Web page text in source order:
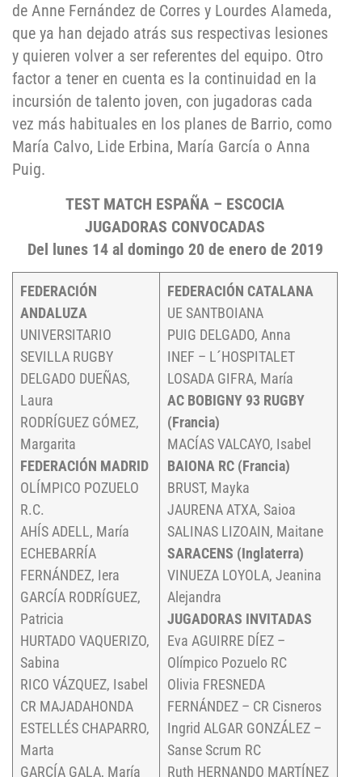
de Anne Fernández de Corres y Lourdes Alameda,
que ya han dejado atrás sus respectivas lesiones
y quieren volver a ser referentes del equipo. Otro
factor a tener en cuenta es la continuidad en la
incursión de talento joven, con jugadoras cada
vez más habituales en los planes de Barrio, como
María Calvo, Lide Erbina, María García o Anna
Puig.
TEST MATCH ESPAÑA – ESCOCIA
JUGADORAS CONVOCADAS
Del lunes 14 al domingo 20 de enero de 2019
FEDERACIÓN
ANDALUZA
UNIVERSITARIO
SEVILLA RUGBY
DELGADO DUEÑAS,
Laura
RODRÍGUEZ GÓMEZ,
Margarita
FEDERACIÓN MADRID
OLÍMPICO POZUELO
R.C.
AHÍS ADELL, María
ECHEBARRÍA
FERNÁNDEZ, Iera
GARCÍA RODRÍGUEZ,
Patricia
HURTADO VAQUERIZO,
Sabina
RICO VÁZQUEZ, Isabel
CR MAJADAHONDA
ESTELLÉS CHAPARRO,
Marta
GARCÍA GALA, María
FEDERACIÓN CATALANA
UE SANTBOIANA
PUIG DELGADO, Anna
INEF – L´HOSPITALET
LOSADA GIFRA, María
AC BOBIGNY 93 RUGBY
(Francia)
MACÍAS VALCAYO, Isabel
BAIONA RC (Francia)
BRUST, Mayka
JAURENA ATXA, Saioa
SALINAS LIZOAIN, Maitane
SARACENS (Inglaterra)
VINUEZA LOYOLA, Jeanina
Alejandra
JUGADORAS INVITADAS
Eva AGUIRRE DÍEZ –
Olímpico Pozuelo RC
Olivia FRESNEDA
FERNÁNDEZ – CR Cisneros
Ingrid ALGAR GONZÁLEZ –
Sanse Scrum RC
Ruth HERNANDO MARTÍNEZ